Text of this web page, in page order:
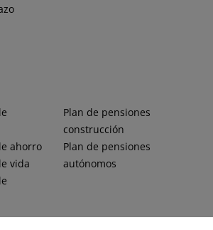
ahorro
vida
Plan de pensiones
construcción
Plan de pensiones
autónomos